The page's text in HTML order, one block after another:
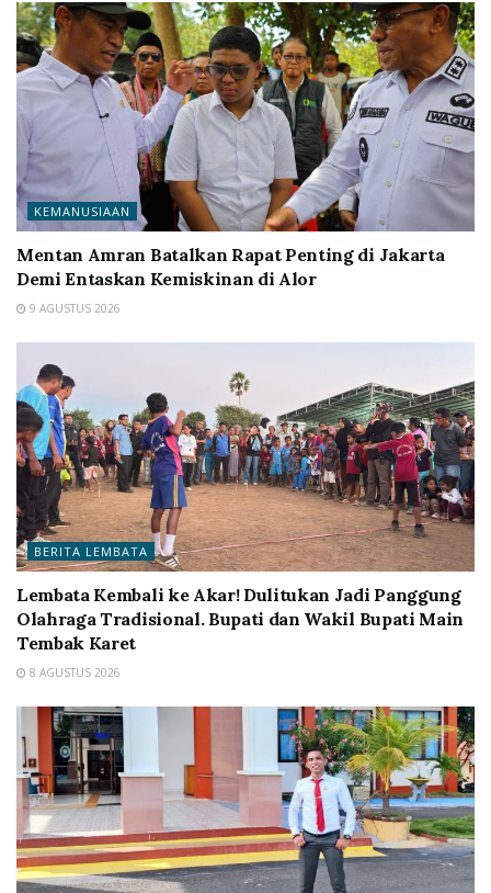
KEMANUSIAAN
Mentan Amran Batalkan Rapat Penting di Jakarta
Demi Entaskan Kemiskinan di Alor
9 AGUSTUS 2026
BERITA LEMBATA
Lembata Kembali ke Akar! Dulitukan Jadi Panggung
Olahraga Tradisional. Bupati dan Wakil Bupati Main
Tembak Karet
8 AGUSTUS 2026